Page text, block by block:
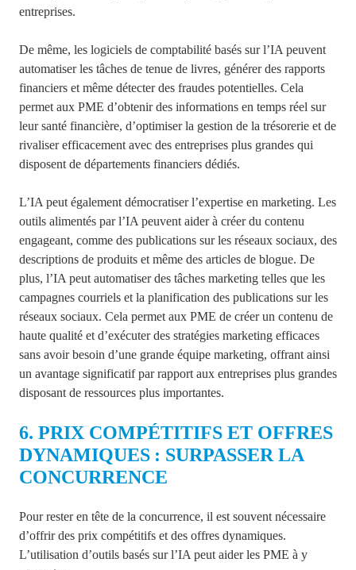
entreprises.
De même, les logiciels de comptabilité basés sur l’IA peuvent
automatiser les tâches de tenue de livres, générer des rapports
financiers et même détecter des fraudes potentielles. Cela
permet aux PME d’obtenir des informations en temps réel sur
leur santé financière, d’optimiser la gestion de la trésorerie et de
rivaliser efficacement avec des entreprises plus grandes qui
disposent de départements financiers dédiés.
L’IA peut également démocratiser l’expertise en marketing. Les
outils alimentés par l’IA peuvent aider à créer du contenu
engageant, comme des publications sur les réseaux sociaux, des
descriptions de produits et même des articles de blogue. De
plus, l’IA peut automatiser des tâches marketing telles que les
campagnes courriels et la planification des publications sur les
réseaux sociaux. Cela permet aux PME de créer un contenu de
haute qualité et d’exécuter des stratégies marketing efficaces
sans avoir besoin d’une grande équipe marketing, offrant ainsi
un avantage significatif par rapport aux entreprises plus grandes
disposant de ressources plus importantes.
6. PRIX COMPÉTITIFS ET OFFRES
DYNAMIQUES : SURPASSER LA
CONCURRENCE
Pour rester en tête de la concurrence, il est souvent nécessaire
d’offrir des prix compétitifs et des offres dynamiques.
L’utilisation d’outils basés sur l’IA peut aider les PME à y